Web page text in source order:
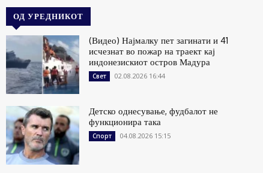
ОД УРЕДНИКОТ
(Видео) Најмалку пет загинати и 41
исчезнат во пожар на траект кај
индонезискиот остров Мадура
Свет 02.08.2026 16:44
Детско однесување, фудбалот не
функционира така
Спорт 04.08.2026 15:15